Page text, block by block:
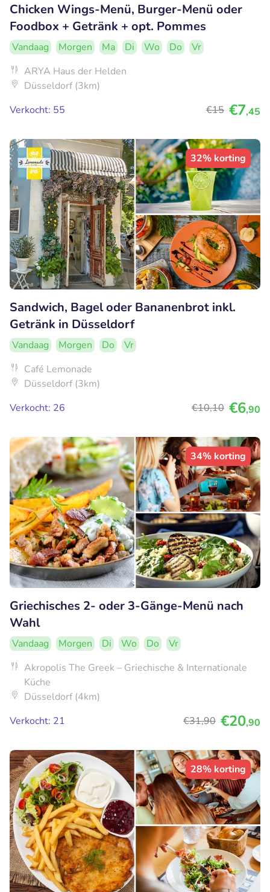
Chicken Wings-Menü, Burger-Menü oder
Foodbox + Getränk + opt. Pommes
Vandaag Morgen Ma Di Wo Do
Vr
ARYA Haus der Helden
Düsseldorf (3km)
Verkocht: 55
€15 €7,45
32% korting
Sandwich, Bagel oder Bananenbrot inkl.
Getränk in Düsseldorf
Vandaag Morgen Do
Vr
Café Lemonade
Düsseldorf (3km)
Verkocht: 26
€10,10 €6,90
34% korting
Griechisches 2- oder 3-Gänge-Menü nach
Wahl
Vandaag Morgen Di Wo Do
Vr
Akropolis The Greek – Griechische & Internationale
Küche
Düsseldorf (4km)
Verkocht: 21
€31,90 €20,90
28% korting